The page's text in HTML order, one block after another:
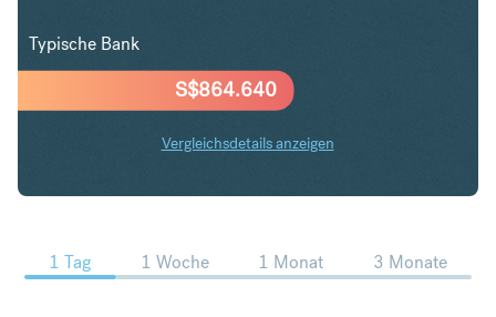
S$864.640
Typische Bank
Vergleichsdetails anzeigen
CHF in SGD Trends
1 Tag 1 Woche 1 Monat 3 Monate